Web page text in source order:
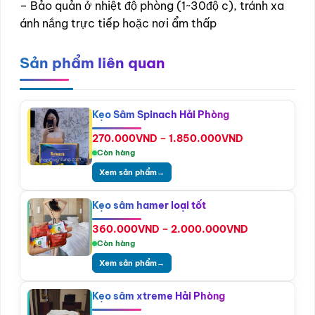
– Bảo quản ở nhiệt độ phòng (1~30độ c), tránh xa
ánh nắng trực tiếp hoặc nơi ẩm thấp
Sản phẩm liên quan
Kẹo Sâm Spinach Hải Phòng
270.000VND – 1.850.000VND
đến
Còn hàng
Xem sản phẩm→
Kẹo sâm hamer loại tốt
360.000VND – 2.000.000VND
đến
Còn hàng
Xem sản phẩm→
Kẹo sâm xtreme Hải Phòng